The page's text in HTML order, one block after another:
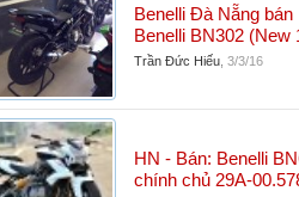
Benelli Đà Nẵng bán
Benelli BN302 (New
Trần Đức Hiếu 3/3/16
HN - Bán: Benelli
chính chủ 29A-